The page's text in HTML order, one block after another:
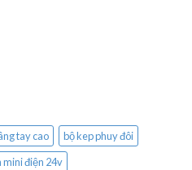
tay cao
bộ kep phuy đôi
mini điện 24v